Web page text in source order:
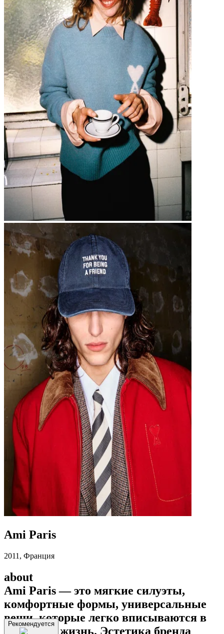
Ami Paris
2011, Франция
about
Ami Paris — это мягкие силуэты,
комфортные формы, универсальные
вещи, которые легко вписываются в
реальную жизнь. Эстетика бренда
Рекомендуется